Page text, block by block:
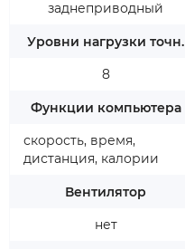
заднеприводный
Уровни нагрузки точн.
8
Функции компьютера
скорость, время,
дистанция, калории
Вентилятор
нет